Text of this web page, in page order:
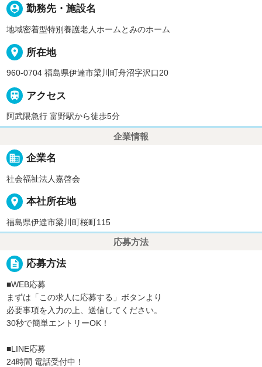
person_pin 勤務先・施設名
地域密着型特別養護老人ホームとみのホーム
place 所在地
960-0704 福島県伊達市梁川町舟沼字沢口20
 アクセス
阿武隈急行 富野駅から徒歩5分
企業情報
business 企業名
社会福祉法人嘉啓会
place 本社所在地
福島県伊達市梁川町桜町115
応募方法
description 応募方法
■WEB応募
まずは「この求人に応募する」ボタンより
必要事項を入力の上、送信してください。
30秒で簡単エントリーOK！
■LINE応募
24時間 電話受付中！